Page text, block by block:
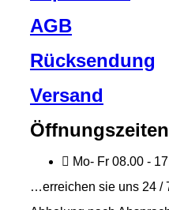
AGB
Rücksendung
Versand
Öffnungszeiten
Mo- Fr 08.00 -
…erreichen sie uns 24 /